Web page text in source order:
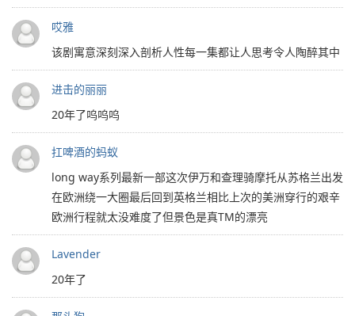
哎雅
该剧寓意深刻深入剖析人性每一集都让人思考令人陶醉其中
进击的丽丽
20年了呜呜呜
扛啤酒的蚂蚁
long way系列最新一部这次伊万和查理骑摩托从苏格兰出发
在欧洲绕一大圈最后回到英格兰相比上次的美洲穿行的艰辛
欧洲行程就太没难度了但景色是真TM的漂亮
Lavender
20年了